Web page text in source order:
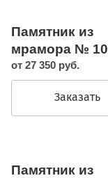
Памятник из
мрамора №
от 27 350 руб.
Заказать
Памятник из